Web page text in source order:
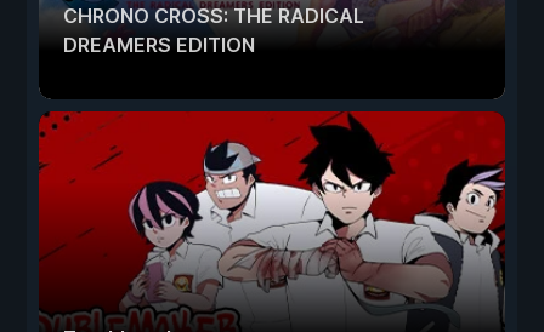
CHRONO CROSS: THE RADICAL
DREAMERS EDITION